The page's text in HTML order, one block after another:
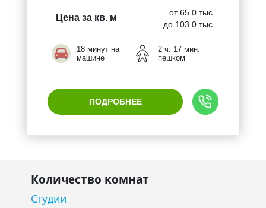
Цена за кв. м
от 65.0 тыс.
до 103.0 тыс.
18 минут на
машине
2 ч. 17 мин.
пешком
ПОДРОБНЕЕ
Количество комнат
Студии